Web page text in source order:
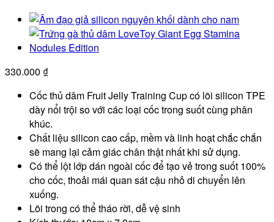
330.000 ₫
Cốc thủ dâm Fruit Jelly Training Cup có lõi silicon TPE
dày nổi trội so với các loại cốc trong suốt cùng phân
khúc.
Chất liệu silicon cao cấp, mềm và linh hoạt chắc chắn
sẽ mang lại cảm giác chân thật nhất khi sử dụng.
Có thể lột lớp dán ngoài cốc để tạo vẻ trong suốt 100%
cho cốc, thoải mái quan sát cậu nhỏ di chuyển lên
xuống.
Lõi trong có thể tháo rời, dễ vệ sinh